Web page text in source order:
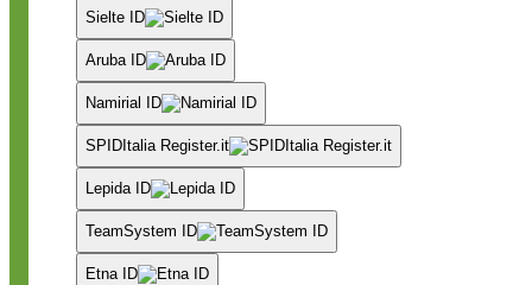
Sielte ID
Aruba ID
Namirial ID
SPIDItalia Register.it
Lepida ID
TeamSystem ID
Etna ID